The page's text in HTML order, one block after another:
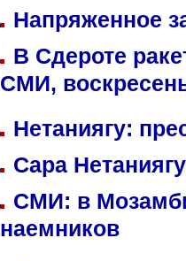
Напряженное
В Сдероте
СМИ,
Нетаниягу:
Сара
СМИ: в
наемников